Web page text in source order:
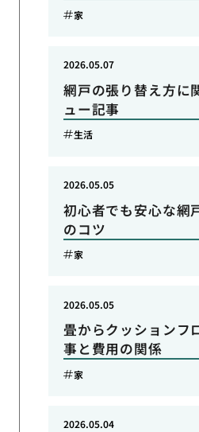
家
網戸の張り替え方に
ュー記事
2026.05.07
生活
初心者でも安心な網
のコツ
2026.05.05
家
畳からクッションフ
事と費用の関係
2026.05.05
家
2026.05.04